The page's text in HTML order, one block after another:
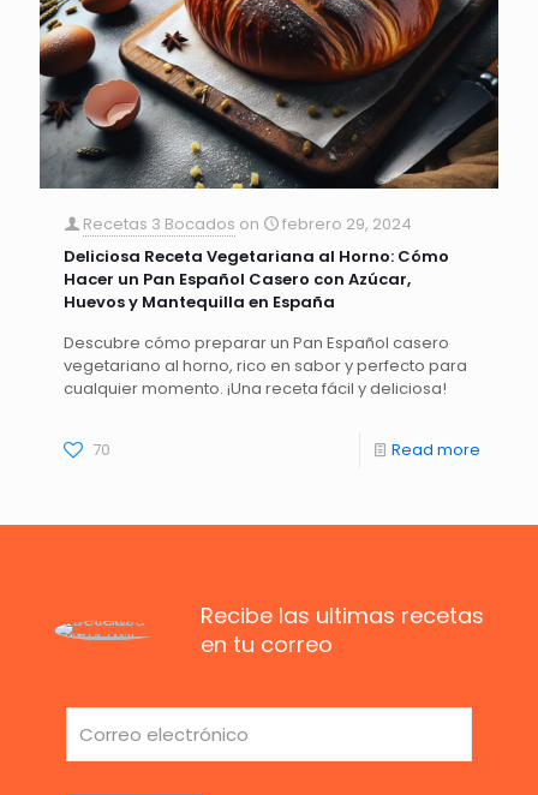
Recetas 3 Bocados on
febrero 29, 2024
Deliciosa Receta Vegetariana al Horno: Cómo
Hacer un Pan Español Casero con Azúcar,
Huevos y Mantequilla en España
Descubre cómo preparar un Pan Español casero
vegetariano al horno, rico en sabor y perfecto para
cualquier momento. ¡Una receta fácil y deliciosa!
70 Read more
Recibe las ultimas recetas
en tu correo